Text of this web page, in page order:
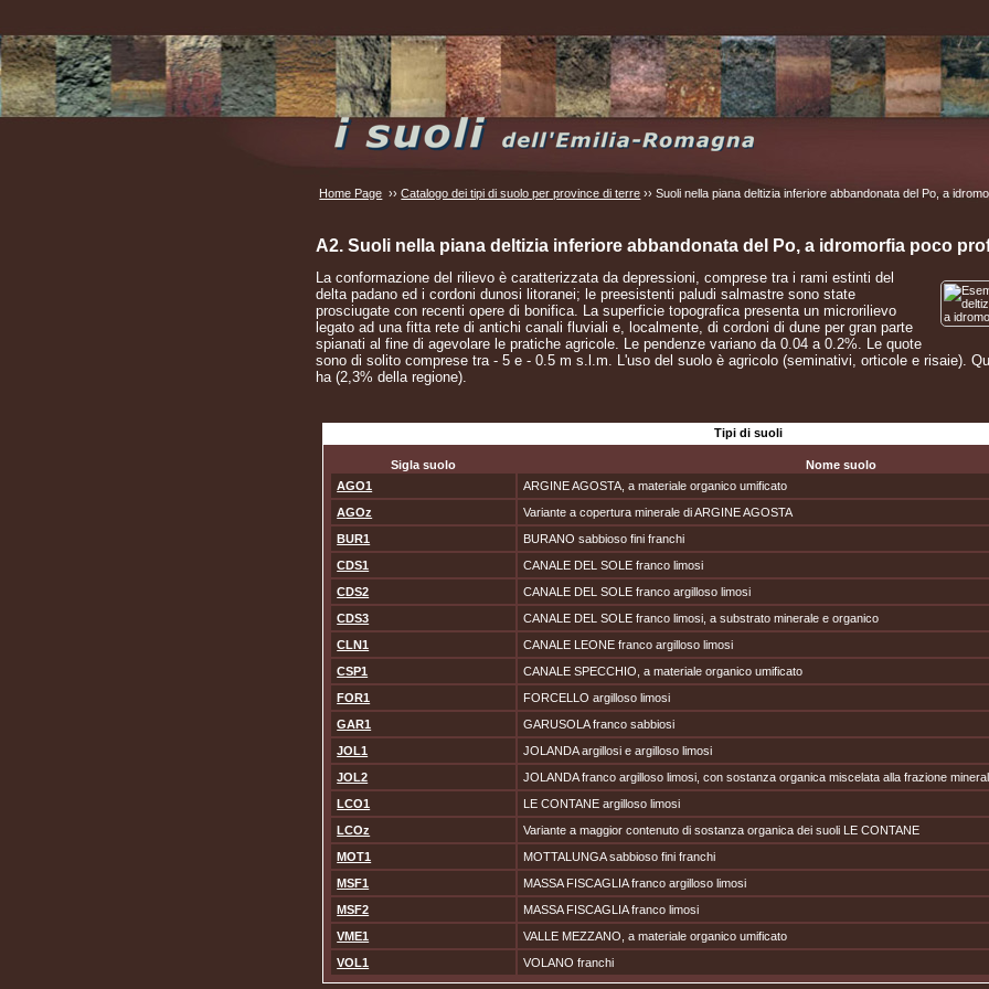
Home Page ››Catalogo dei tipi di suolo per province di terre ›› Suoli nella piana deltizia inferiore abbandonata del Po, a
A2. Suoli nella piana deltizia inferiore abbandonata del Po, a idromorfia poco
La conformazione del rilievo è caratterizzata da depressioni, comprese tra i rami estinti del
delta padano ed i cordoni dunosi litoranei; le preesistenti paludi salmastre sono state
prosciugate con recenti opere di bonifica. La superficie topografica presenta un microrilievo
legato ad una fitta rete di antichi canali fluviali e, localmente, di cordoni di dune per gran parte
spianati al fine di agevolare le pratiche agricole. Le pendenze variano da 0.04 a 0.2%. Le quote
sono di solito comprese tra - 5 e - 0.5 m s.l.m. L'uso del suolo è agricolo (seminativi, orticole e risaie).
ha (2,3% della regione).
Tipi di suoli
Sigla suolo
Nome suolo
AGO1
ARGINE AGOSTA, a materiale organico umificato
AGOz
Variante a copertura minerale di ARGINE AGOSTA
BUR1
BURANO sabbioso fini franchi
CDS1
CANALE DEL SOLE franco limosi
CDS2
CANALE DEL SOLE franco argilloso limosi
CDS3
CANALE DEL SOLE franco limosi, a substrato minerale e organico
CLN1
CANALE LEONE franco argilloso limosi
CSP1
CANALE SPECCHIO, a materiale organico umificato
FOR1
FORCELLO argilloso limosi
GAR1
GARUSOLA franco sabbiosi
JOL1
JOLANDA argillosi e argilloso limosi
JOL2
JOLANDA franco argilloso limosi, con sostanza organica miscelata alla frazione
LCO1
LE CONTANE argilloso limosi
LCOz
Variante a maggior contenuto di sostanza organica dei suoli LE CONTANE
MOT1
MOTTALUNGA sabbioso fini franchi
MSF1
MASSA FISCAGLIA franco argilloso limosi
MSF2
MASSA FISCAGLIA franco limosi
VME1
VALLE MEZZANO, a materiale organico umificato
VOL1
VOLANO franchi